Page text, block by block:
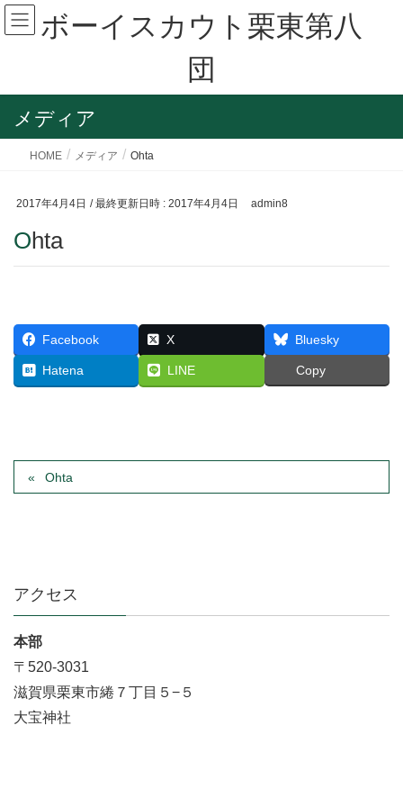
ボーイスカウト栗東第八
団
メディア
HOME メディア Ohta
2017年4月4日 / 最終更新日時 : 2017年4月4日 admin8
Ohta
Facebook X Bluesky
Hatena LINE Copy
Ohta
アクセス
本部
〒520-3031
滋賀県栗東市綣７丁目５−５
大宝神社